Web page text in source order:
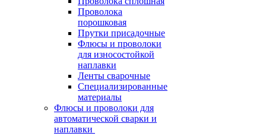
Проволока
порошковая
Прутки присадочные
Флюсы и проволоки
для износостойкой
наплавки
Ленты сварочные
Специализированные
материалы
Флюсы и проволоки для
автоматической сварки и
наплавки